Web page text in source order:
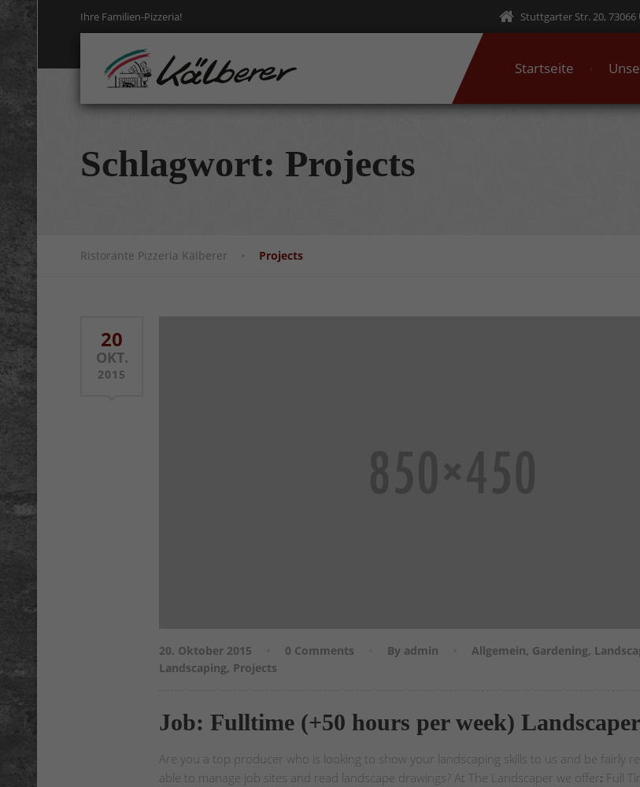
Ihre Familien-Pizzeria! Stuttgarter Str. 20, 73066
Startseite
Schlagwort: Projects
Ristorante Pizzeria Kälberer Projects
20
OKT.
2015
20. Oktober 2015 0 Comments By admin Allgemein, Gardening,
Landscaping, Projects
Job: Fulltime (+50 hours per week)
Are you a top producer who is looking to show your landscaping skills to us and be fairly
able to manage job sites and read landscape drawings? At The Landscaper we offer: Full